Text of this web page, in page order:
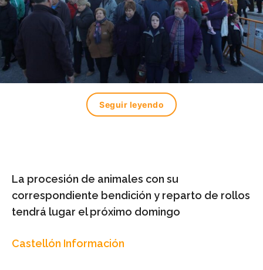
Seguir leyendo
La procesión de animales con su
correspondiente bendición y reparto de rollos
tendrá lugar el próximo domingo
Castellón Información